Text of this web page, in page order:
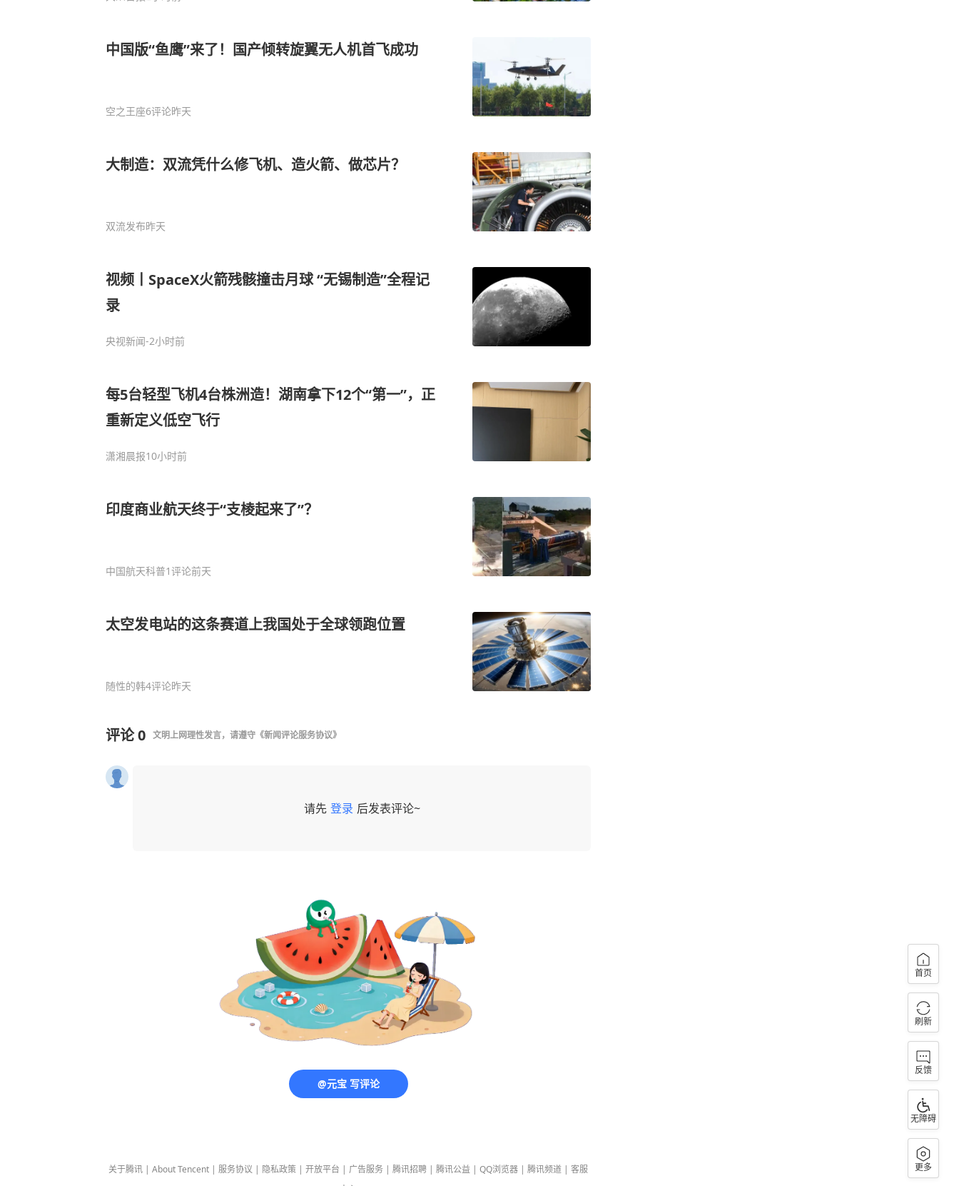
中国版“鱼鹰”来了！国产倾转旋翼无人机首飞成功
空之王座6评论昨天
大制造：双流凭什么修飞机、造火箭、做芯片？
双流发布昨天
视频丨SpaceX火箭残骸撞击月球 “无锡制造”全程记
录
央视新闻-2小时前
每5台轻型飞机4台株洲造！湖南拿下12个“第一”，正
重新定义低空飞行
潇湘晨报10小时前
印度商业航天终于“支棱起来了”？
中国航天科普1评论前天
太空发电站的这条赛道上我国处于全球领跑位置
随性的韩4评论昨天
评论0 文明上网理性发言，请遵守 《新闻评论服务协议》
请先 登录 后发表评论~
@元宝 写评论
关于腾讯 | About Tencent | 服务协议 | 隐私政策 | 开放平台 | 广告服务 | 腾讯招聘 | 腾讯公益 | QQ浏览器 | 腾讯频道 | 客服
首页
刷新
反馈
无障碍
更多